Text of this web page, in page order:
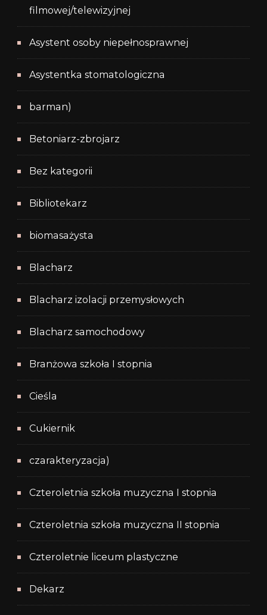
filmowej/telewizyjnej
Asystent osoby niepełnosprawnej
Asystentka stomatologiczna
barman)
Betoniarz-zbrojarz
Bez kategorii
Bibliotekarz
biomasażysta
Blacharz
Blacharz izolacji przemysłowych
Blacharz samochodowy
Branżowa szkoła I stopnia
Cieśla
Cukiernik
czarakteryzacja)
Czteroletnia szkoła muzyczna I stopnia
Czteroletnia szkoła muzyczna II stopnia
Czteroletnie liceum plastyczne
Dekarz